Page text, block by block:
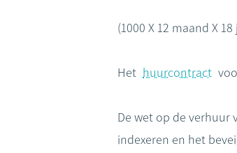
(1000 X 12 maand X
Het huurcontract
De wet op de verhuur
indexeren en het